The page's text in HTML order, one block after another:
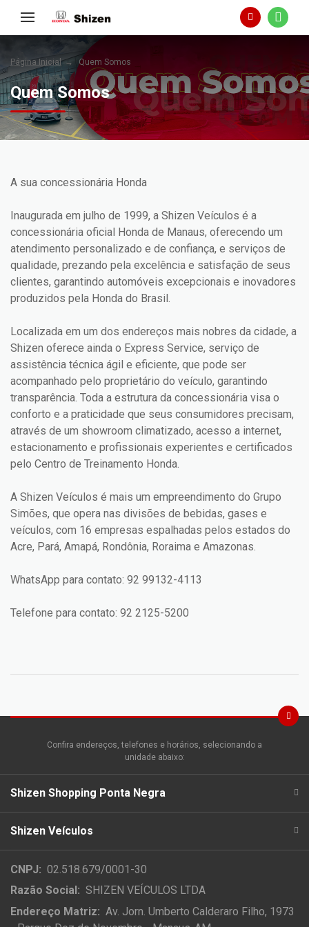
Página Inicial Quem Somos
Quem Somos
A sua concessionária Honda
Inaugurada em julho de 1999, a Shizen Veículos é a
concessionária oficial Honda de Manaus, oferecendo um
atendimento personalizado e de confiança, e serviços de
qualidade, prezando pela excelência e satisfação de seus
clientes, garantindo automóveis excepcionais e inovadores
produzidos pela Honda do Brasil.
Localizada em um dos endereços mais nobres da cidade, a
Shizen oferece ainda o Express Service, serviço de
assistência técnica ágil e eficiente, que pode ser
acompanhado pelo proprietário do veículo, garantindo
transparência. Toda a estrutura da concessionária visa o
conforto e a praticidade que seus consumidores precisam,
através de um showroom climatizado, acesso a internet,
estacionamento e profissionais experientes e certificados
pelo Centro de Treinamento Honda.
A Shizen Veículos é mais um empreendimento do Grupo
Simões, que opera nas divisões de bebidas, gases e
veículos, com 16 empresas espalhadas pelos estados do
Acre, Pará, Amapá, Rondônia, Roraima e Amazonas.
WhatsApp para contato: 92 99132-4113
Telefone para contato: 92 2125-5200
Confira endereços, telefones e horários, selecionando a
unidade abaixo:
Shizen Shopping Ponta Negra
Shizen Veículos
CNPJ: 02.518.679/0001-30
Razão Social: SHIZEN VEÍCULOS LTDA
Endereço Matriz: Av. Jorn. Umberto Calderaro Filho, 1973